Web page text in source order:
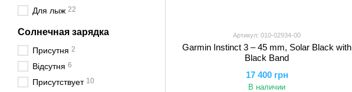
Артикул: 010-02934-00
Garmin Instinct 3 – 45 mm, Solar Black with
Black Band
17 400 грн
В наличии
Для лыж 22
Солнечная зарядка
Присутня 2
Відсутня 6
Присутствует 10